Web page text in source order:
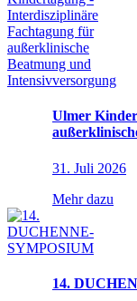
Ulmer
31. Juli 2026
Mehr dazu
14.